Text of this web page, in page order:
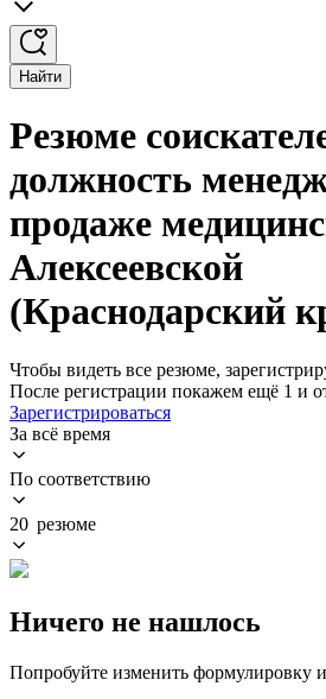
Найти
Резюме
должность
продаже
Алексеевской
(Краснодарский
Чтобы видеть все резюме,
После регистрации покажем ещё 1 и
Зарегистрироваться
За всё время
По соответствию
20 резюме
Ничего не нашлось
Попробуйте изменить формулировку